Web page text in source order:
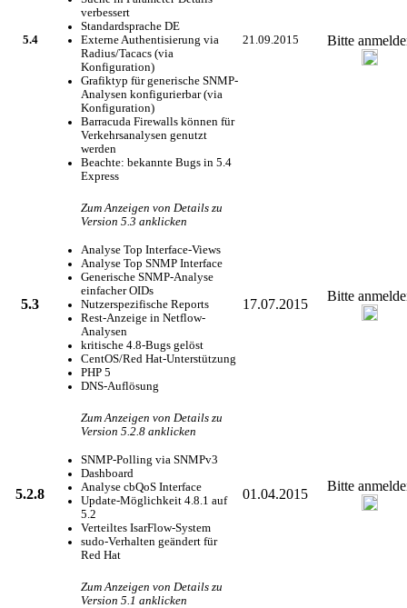
5.4
verbessert
Standardsprache DE
Externe Authentisierung via
Radius/Tacacs (via
Konfiguration)
Grafiktyp für generische SNMP-
Analysen konfigurierbar (via
Konfiguration)
Barracuda Firewalls können für
Verkehrsanalysen genutzt
werden
Beachte: bekannte Bugs in 5.4
Express
21.09.2015 Bitte
5.3
Zum Anzeigen von Details zu
Version 5.3 anklicken
Analyse Top Interface-Views
Analyse Top SNMP Interface
Generische SNMP-Analyse
einfacher OIDs
Nutzerspezifische Reports
Rest-Anzeige in Netflow-
Analysen
kritische 4.8-Bugs gelöst
CentOS/Red Hat-Unterstützung
PHP 5
DNS-Auflösung
17.07.2015
Bitte
5.2.8
Zum Anzeigen von Details zu
Version 5.2.8 anklicken
SNMP-Polling via SNMPv3
Dashboard
Analyse cbQoS Interface
Update-Möglichkeit 4.8.1 auf
5.2
Verteiltes IsarFlow-System
sudo-Verhalten geändert für
Red Hat
01.04.2015
Bitte
Zum Anzeigen von Details zu
Version 5.1 anklicken